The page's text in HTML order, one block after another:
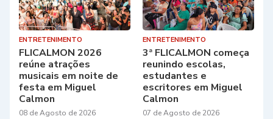
ENTRETENIMENTO
FLICALMON 2026
reúne atrações
musicais em noite de
festa em Miguel
Calmon
08 de Agosto de 2026
ENTRETENIMENTO
3ª FLICALMON começa
reunindo escolas,
estudantes e
escritores em Miguel
Calmon
07 de Agosto de 2026